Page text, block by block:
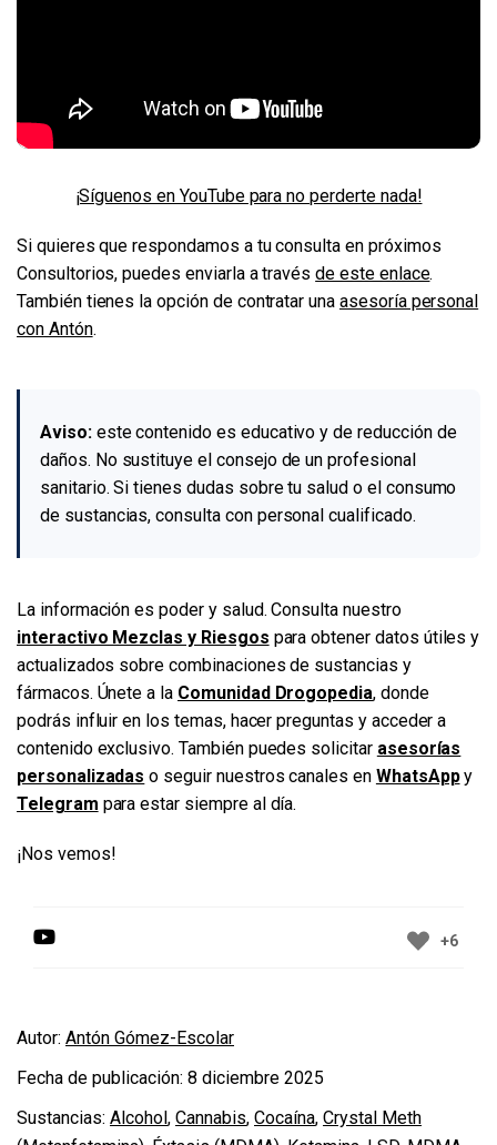
¡Síguenos en YouTube para no perderte nada!
Si quieres que respondamos a tu consulta en próximos
Consultorios, puedes enviarla a travésde este enlace.
También tienes la opción de contratar una asesoría personal
con Antón.
Aviso:este contenido es educativo y de reducción de
daños. No sustituye el consejo de un profesional
sanitario. Si tienes dudas sobre tu salud o el consumo
de sustancias, consulta con personal cualificado.
La información es poder y salud. Consulta nuestro
interactivo Mezclas y Riesgos para obtener datos útiles y
actualizados sobre combinaciones de sustancias y
fármacos. Únete a la Comunidad Drogopedia, donde
podrás influir en los temas, hacer preguntas y acceder a
contenido exclusivo. También puedes solicitar asesorías
personalizadas o seguir nuestros canales en WhatsAppy
Telegram para estar siempre al día.
¡Nos vemos!
+6
Autor: Antón Gómez-Escolar
Fecha de publicación: 8 diciembre 2025
Sustancias: Alcohol, Cannabis, Cocaína, Crystal Meth